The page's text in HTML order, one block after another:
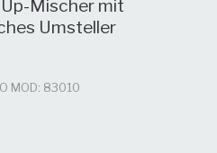
Mischer mit
Umsteller
MOD: 83010